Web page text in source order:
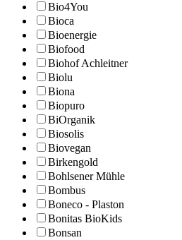
Bio4You
Bioca
Bioenergie
Biofood
Biohof Achleitner
Biolu
Biona
Biopuro
BiOrganik
Biosolis
Biovegan
Birkengold
Bohlsener Mühle
Bombus
Boneco - Plaston
Bonitas BioKids
Bonsan